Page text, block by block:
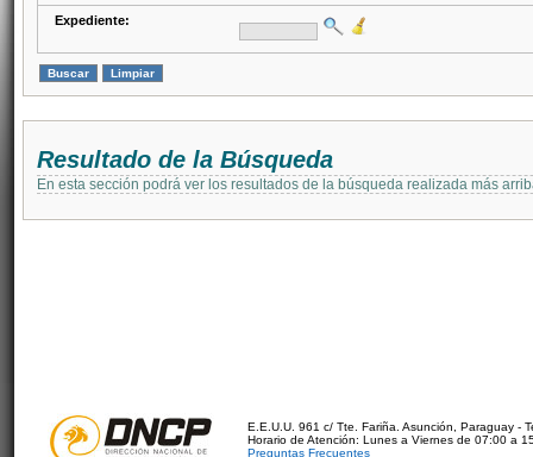
Expediente:
Resultado de la Búsqueda
En esta sección podrá ver los resultados de la búsqueda realizada más
E.E.U.U. 961 c/ Tte. Fariña. Asunción, Paraguay -
Horario de Atención: Lunes a Viernes de 07:00 a
Preguntas Frecuentes